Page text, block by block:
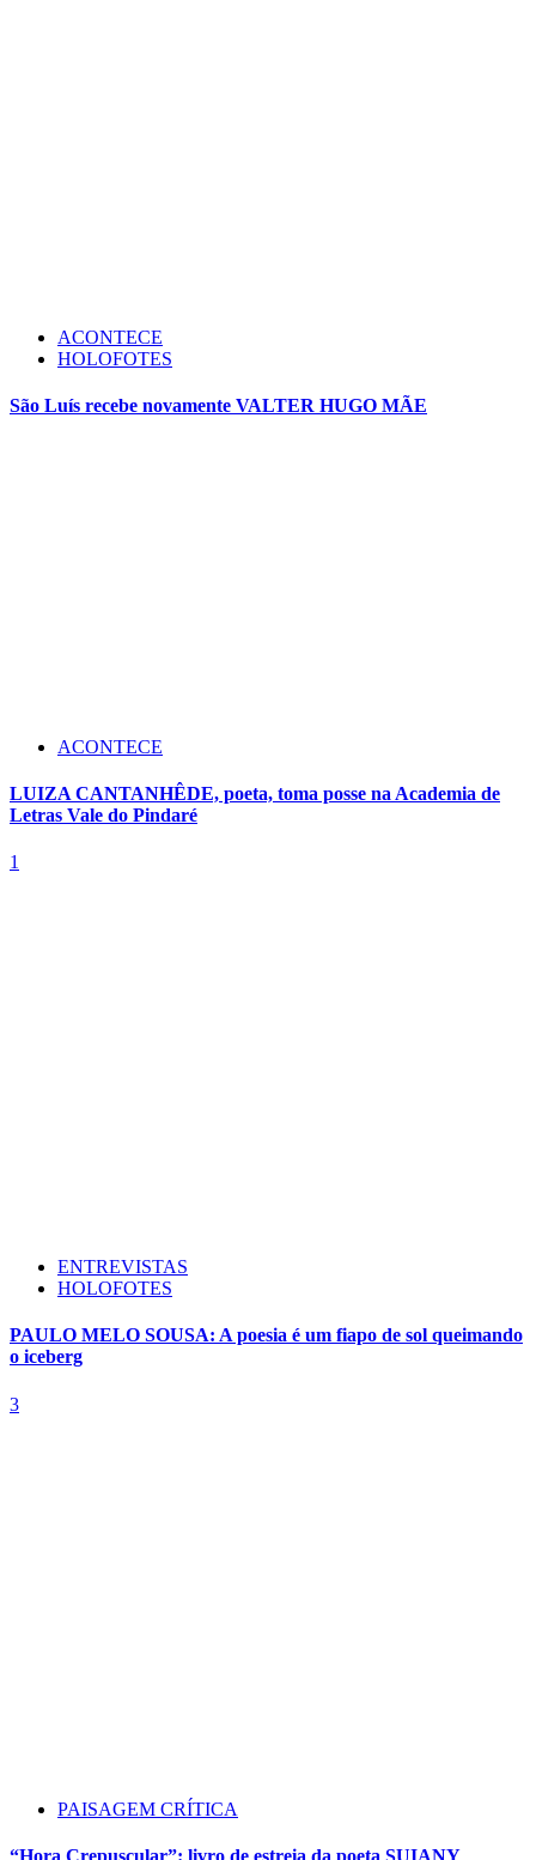
ACONTECE
HOLOFOTES
São Luís recebe novamente VALTER HUGO MÃE
ACONTECE
LUIZA CANTANHÊDE, poeta, toma posse na Academia de
Letras Vale do Pindaré
1
ENTREVISTAS
HOLOFOTES
PAULO MELO SOUSA: A poesia é um fiapo de sol queimando
o iceberg
3
PAISAGEM CRÍTICA
“Hora Crepuscular”: livro de estreia da poeta SUIANY